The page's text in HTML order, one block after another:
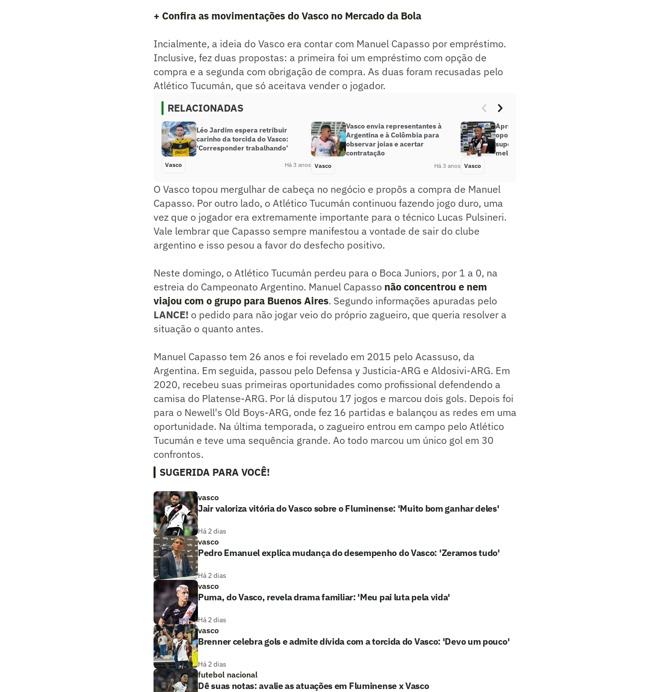
+ Confira as movimentações do Vasco no Mercado da Bola
Incialmente, a ideia do Vasco era contar com Manuel Capasso por empréstimo.
Inclusive, fez duas propostas: a primeira foi um empréstimo com opção de
compra e a segunda com obrigação de compra. As duas foram recusadas pelo
Atlético Tucumán, que só aceitava vender o jogador.
RELACIONADAS
Léo Jardim espera retribuir
carinho da torcida do Vasco:
‘Corresponder trabalhando’
Vasco Há 3 anos
Vasco envia representantes à
Argentina e à Colômbia para
observar joias e acertar
contratação
Vasco Há 3 anos
Apresentado, Robson enxerga
oportunidade no Vasco para
superar desconfiança: ‘Dar o
melhor’
Vasco
O Vasco topou mergulhar de cabeça no negócio e propôs a compra de Manuel
Capasso. Por outro lado, o Atlético Tucumán continuou fazendo jogo duro, uma
vez que o jogador era extremamente importante para o técnico Lucas Pulsineri.
Vale lembrar que Capasso sempre manifestou a vontade de sair do clube
argentino e isso pesou a favor do desfecho positivo.
Neste domingo, o Atlético Tucumán perdeu para o Boca Juniors, por 1 a 0, na
estreia do Campeonato Argentino. Manuel Capasso não concentrou e nem
viajou com o grupo para Buenos Aires. Segundo informações apuradas pelo
LANCE! o pedido para não jogar veio do próprio zagueiro, que queria resolver a
situação o quanto antes.
Manuel Capasso tem 26 anos e foi revelado em 2015 pelo Acassuso, da
Argentina. Em seguida, passou pelo Defensa y Justicia-ARG e Aldosivi-ARG. Em
2020, recebeu suas primeiras oportunidades como profissional defendendo a
camisa do Platense-ARG. Por lá disputou 17 jogos e marcou dois gols. Depois foi
para o Newell's Old Boys-ARG, onde fez 16 partidas e balançou as redes em uma
oportunidade. Na última temporada, o zagueiro entrou em campo pelo Atlético
Tucumán e teve uma sequência grande. Ao todo marcou um único gol em 30
confrontos.
SUGERIDA PARA VOCÊ!
vasco
Jair valoriza vitória do Vasco sobre o Fluminense: 'Muito bom ganhar deles'
Há 2 dias
vasco
Pedro Emanuel explica mudança do desempenho do Vasco: 'Zeramos tudo'
Há 2 dias
vasco
Puma, do Vasco, revela drama familiar: 'Meu pai luta pela vida'
Há 2 dias
vasco
Brenner celebra gols e admite dívida com a torcida do Vasco: 'Devo um pouco'
Há 2 dias
futebol nacional
Dê suas notas: avalie as atuações em Fluminense x Vasco